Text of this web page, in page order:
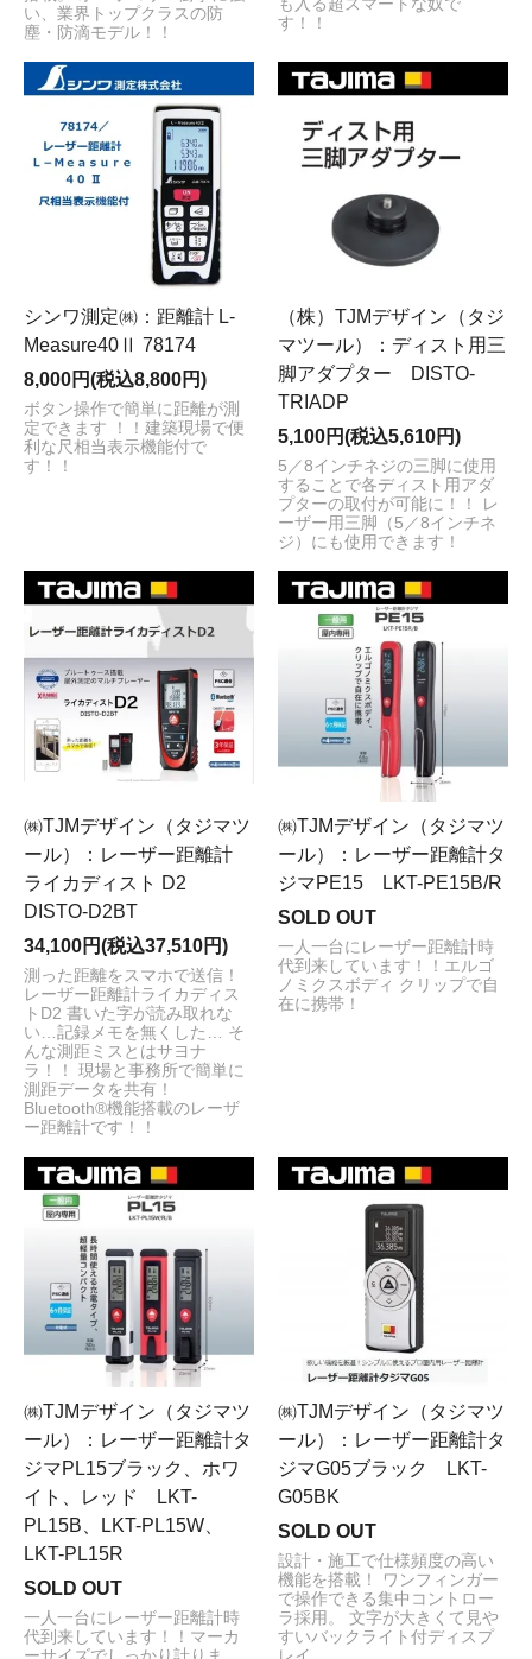
い、業界トップクラスの防
塵・防滴モデル！！
も入る超スマートな奴で
す！！
シンワ測定㈱：距離計 L-
Measure40Ⅱ 78174
8,000円(税込8,800円)
ボタン操作で簡単に距離が測
定できます ！！建築現場で便
利な尺相当表示機能付で
す！！
（株）TJMデザイン（タジ
マツール）：ディスト用三
脚アダプター DISTO-
TRIADP
5,100円(税込5,610円)
5／8インチネジの三脚に使用
することで各ディスト用アダ
プターの取付が可能に！！ レ
ーザー用三脚（5／8インチネ
ジ）にも使用できます！
㈱TJMデザイン（タジマツ
ール）：レーザー距離計
ライカディスト D2
DISTO-D2BT
34,100円(税込37,510円)
測った距離をスマホで送信！
レーザー距離計ライカディス
トD2 書いた字が読み取れな
い…記録メモを無くした… そ
んな測距ミスとはサヨナ
ラ！！ 現場と事務所で簡単に
測距データを共有！
Bluetooth®機能搭載のレーザ
ー距離計です！！
㈱TJMデザイン（タジマツ
ール）：レーザー距離計タ
ジマPE15 LKT-PE15B/R
SOLD OUT
一人一台にレーザー距離計時
代到来しています！！エルゴ
ノミクスボディ クリップで自
在に携帯！
㈱TJMデザイン（タジマツ
ール）：レーザー距離計タ
ジマPL15ブラック、ホワ
イト、レッド LKT-
PL15B、LKT-PL15W、
LKT-PL15R
SOLD OUT
一人一台にレーザー距離計時
代到来しています！！マーカ
㈱TJMデザイン（タジマツ
ール）：レーザー距離計タ
ジマG05ブラック LKT-
G05BK
SOLD OUT
設計・施工で仕様頻度の高い
機能を搭載！ ワンフィンガー
で操作できる集中コントロー
ラ採用。 文字が大きくて見や
すいバックライト付ディスプ